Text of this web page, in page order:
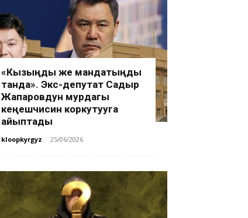
«Кызыңды же мандатыңды
танда». Экс-депутат Садыр
Жапаровдун мурдагы
кеңешчисин коркутууга
айыптады
kloopkyrgyz - 25/06/2026